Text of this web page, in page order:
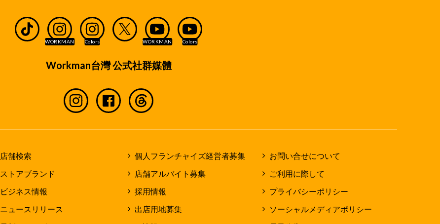
Workman台灣 公式社群媒體
店舗検索
ストアブランド
ビジネス情報
ニュースリリース
個人フランチャイズ経営者募集
店舗アルバイト募集
採用情報
出店用地募集
お問い合せについて
ご利用に際して
プライバシーポリシー
ソーシャルメディアポリシー